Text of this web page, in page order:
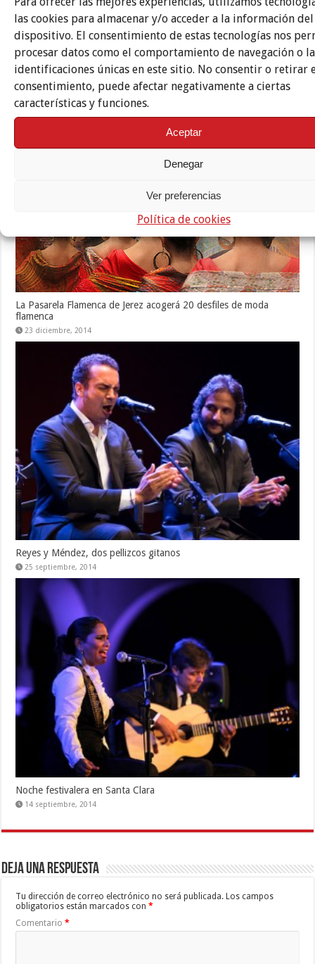
las cookies para almacenar y/o acceder a la información del
dispositivo. El consentimiento de estas tecnologías nos
procesar datos como el comportamiento de navegación o
identificaciones únicas en este sitio. No consentir o retirar
consentimiento, puede afectar negativamente a ciertas
características y funciones.
Aceptar
Denegar
Ver preferencias
Política de cookies
La Pasarela Flamenca de Jerez acogerá 20 desfiles de moda
flamenca
23 diciembre, 2014
Reyes y Méndez, dos pellizcos gitanos
25 septiembre, 2014
Noche festivalera en Santa Clara
14 septiembre, 2014
Deja una respuesta
Tu dirección de correo electrónico no será publicada. Los campos
obligatorios están marcados con*
Comentario*